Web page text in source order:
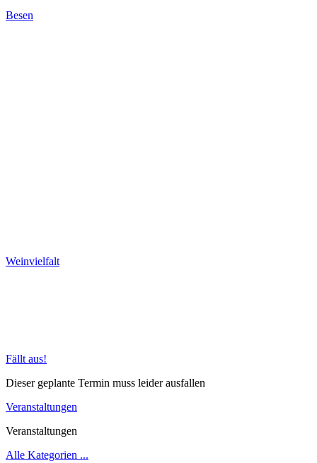
Besen
Weinvielfalt
Fällt aus!
Dieser geplante Termin muss leider ausfallen
Veranstaltungen
Veranstaltungen
Alle Kategorien ...